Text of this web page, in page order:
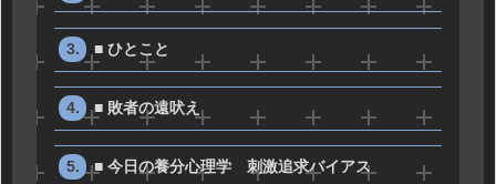
■ ひとこと
■ 敗者の遠吠え
■ 今日の養分心理学 刺激追求バイアス